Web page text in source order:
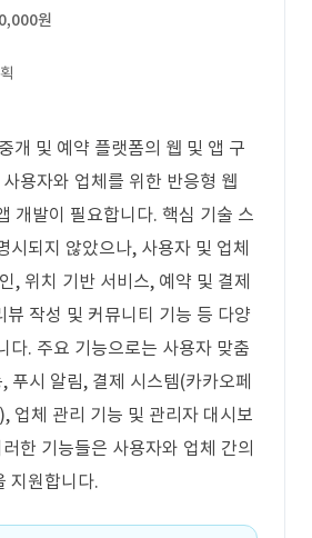
원
개 및 예약 플랫폼의 웹 및 앱 구
용자와 업체를 위한 반응형 웹
개발이 필요합니다. 핵심 기술 스
시되지 않았으나, 사용자 및 업체
, 위치 기반 서비스, 예약 및 결제
뷰 작성 및 커뮤니티 기능 등 다양
다. 주요 기능으로는 사용자 맞춤
푸시 알림, 결제 시스템(카카오페
업체 관리 기능 및 관리자 대시보
한 기능들은 사용자와 업체 간의
지원합니다.